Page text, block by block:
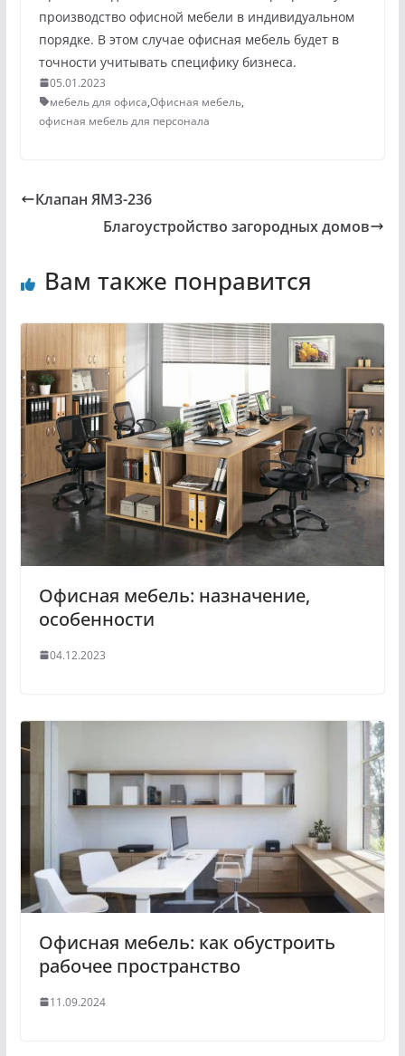
производство офисной мебели в индивидуальном
порядке. В этом случае офисная мебель будет в
точности учитывать специфику бизнеса.
05.01.2023
мебель для офиса,Офисная мебель,
офисная мебель для персонала
Клапан ЯМЗ-236
Благоустройство загородных домов
Вам также понравится
Офисная мебель: назначение,
особенности
04.12.2023
Офисная мебель: как обустроить
рабочее пространство
11.09.2024